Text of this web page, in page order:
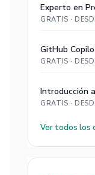
Experto en
GRATIS ·
GitHub
GRATIS ·
Introducción
GRATIS ·
Ver todos los